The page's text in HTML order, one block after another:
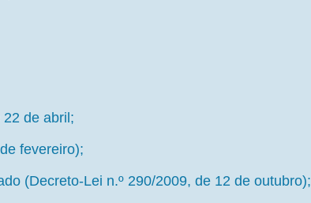
de abril;
fevereiro);
(Decreto-Lei n.º 290/2009, de 12 de outubro);